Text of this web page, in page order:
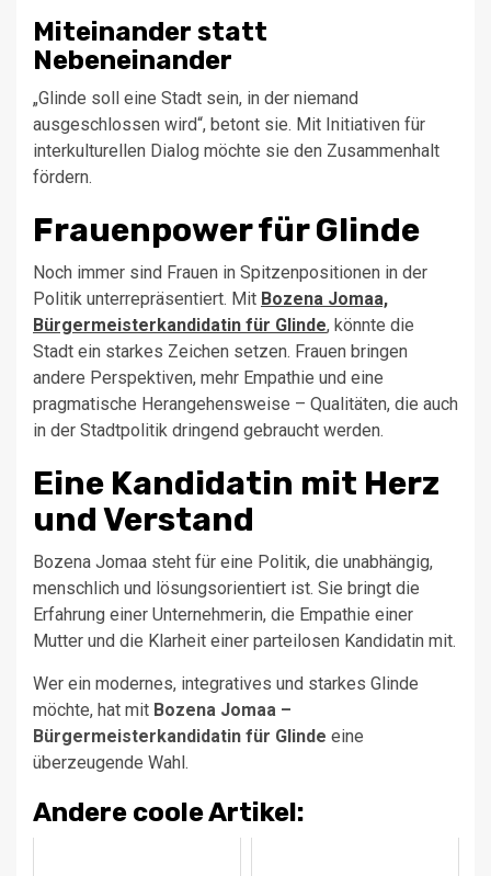
Miteinander statt
Nebeneinander
„Glinde soll eine Stadt sein, in der niemand
ausgeschlossen wird“, betont sie. Mit Initiativen für
interkulturellen Dialog möchte sie den Zusammenhalt
fördern.
Frauenpower für Glinde
Noch immer sind Frauen in Spitzenpositionen in der
Politik unterrepräsentiert. Mit Bozena Jomaa,
Bürgermeisterkandidatin für Glinde, könnte die
Stadt ein starkes Zeichen setzen. Frauen bringen
andere Perspektiven, mehr Empathie und eine
pragmatische Herangehensweise – Qualitäten, die auch
in der Stadtpolitik dringend gebraucht werden.
Eine Kandidatin mit Herz
und Verstand
Bozena Jomaa steht für eine Politik, die unabhängig,
menschlich und lösungsorientiert ist. Sie bringt die
Erfahrung einer Unternehmerin, die Empathie einer
Mutter und die Klarheit einer parteilosen Kandidatin mit.
Wer ein modernes, integratives und starkes Glinde
möchte, hat mit Bozena Jomaa –
Bürgermeisterkandidatin für Glinde eine
überzeugende Wahl.
Andere coole Artikel: